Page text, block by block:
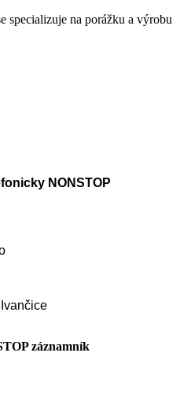
specializuje na porážku a výrobu
NONSTOP
záznamník